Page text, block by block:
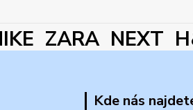
ZARA NEXT
Kde nás